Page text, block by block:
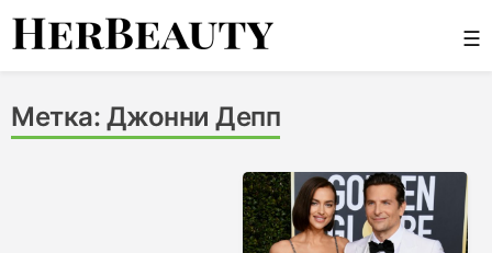
Skip
☰
Метка: Джонни Депп